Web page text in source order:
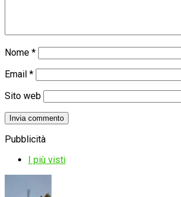
Nome *
Email *
Sito web
Pubblicità
I più visti